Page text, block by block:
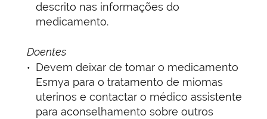
descrito nas informações do
medicamento.
Doentes
Devem deixar de tomar o medicamento
Esmya para o tratamento de miomas
uterinos e contactar o médico assistente
para aconselhamento sobre outros